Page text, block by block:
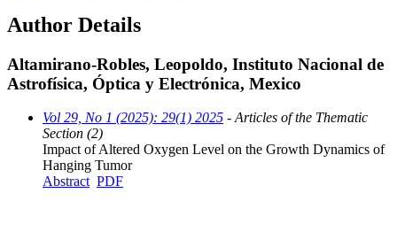
Author Details
Altamirano-Robles, Leopoldo, Instituto Nacional de
Astrofísica, Óptica y Electrónica, Mexico
Vol 29, No 1 (2025): 29(1) 2025 - Articles of the Thematic
Section (2)
Impact of Altered Oxygen Level on the Growth Dynamics of
Hanging Tumor
Abstract PDF